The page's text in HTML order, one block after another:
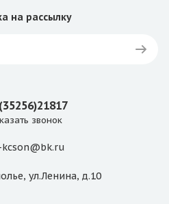
на рассылку
звонок
ул.Ленина, д.10